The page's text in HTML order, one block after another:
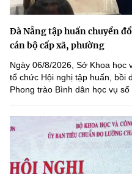
Đà Nẵng tập huấn chuyển
cán bộ cấp xã, phường
Ngày 06/8/2026, Sở Khoa học
tổ chức Hội nghị tập huấn, bồi
Phong trào Bình dân học vụ số